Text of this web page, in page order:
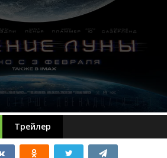
Трейлер